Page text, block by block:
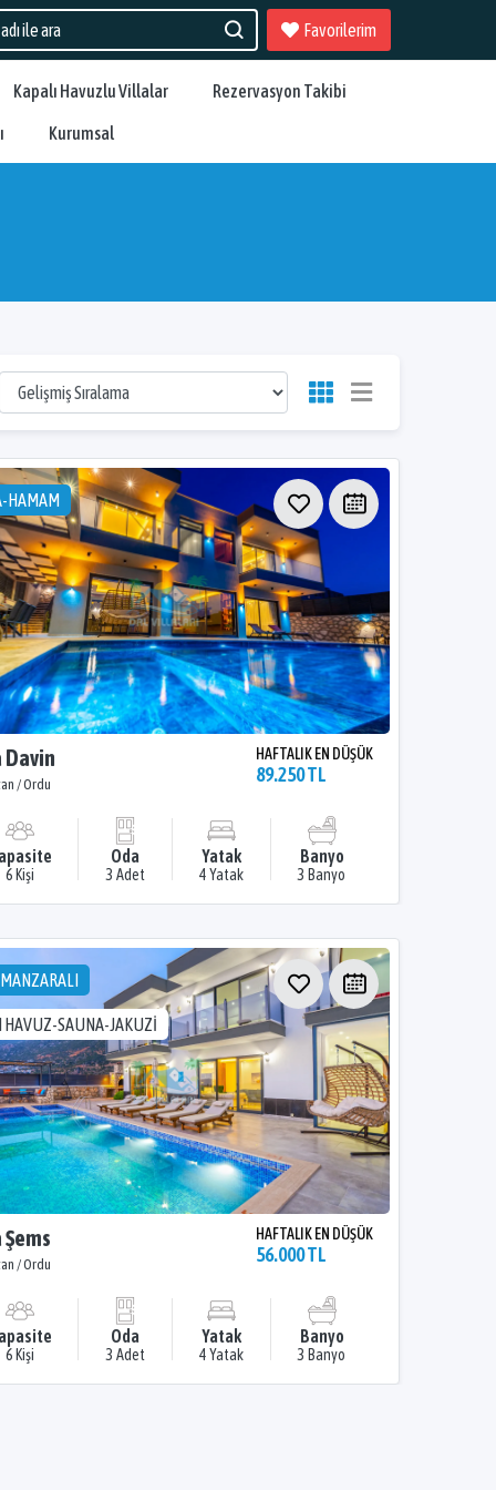
Favorilerim
Kapalı Havuzlu Villalar Rezervasyon Takibi
Kurumsal
HAMAM
/ Ordu
HAFTALIK EN DÜŞÜK
89.250 TL
6 Kişi
Oda
3 Adet
Yatak
4 Yatak
Banyo
3 Banyo
HAVUZ-SAUNA-JAKUZİ
/ Ordu
HAFTALIK EN DÜŞÜK
56.000 TL
6 Kişi
Oda
3 Adet
Yatak
4 Yatak
Banyo
3 Banyo